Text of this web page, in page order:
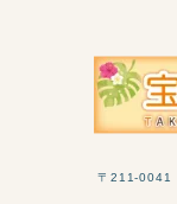
〒211-0041